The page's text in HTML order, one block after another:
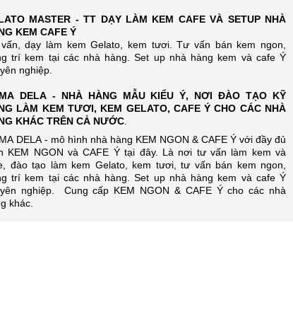
MASTER - TT DẠY LÀM KEM CAFE VÀ SETUP NHÀ
KEM CAFE Ý
dạy làm kem Gelato, kem tươi. Tư vấn bán kem ngon,
trí kem tại các nhà hàng. Set up nhà hàng kem và cafe Ý
nghiệp.
DELA - NHÀ HÀNG MẪU KIỂU Ý, NƠI ĐÀO TẠO KỸ
LÀM KEM TƯƠI, KEM GELATO, CAFE Ý CHO CÁC NHÀ
KHÁC TRÊN CẢ NƯỚC
DELA - mô hình nhà hàng KEM NGON & CAFE Ý với đầy đủ
KEM NGON và CAFE Ý tại đây. Là nơi tư vấn làm kem và
đào tạo làm kem Gelato, kem tươi, tư vấn bán kem ngon,
trí kem tại các nhà hàng. Set up nhà hàng kem và cafe Ý
nghiệp. Cung cấp KEM NGON & CAFE Ý cho các nhà
khác.